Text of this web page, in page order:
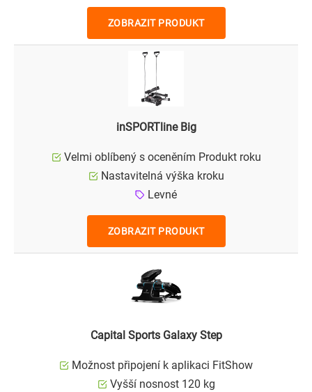
ZOBRAZIT PRODUKT
inSPORTline Big
Velmi oblíbený s oceněním Produkt roku
Nastavitelná výška kroku
Levné
ZOBRAZIT PRODUKT
Capital Sports Galaxy Step
Možnost připojení k aplikaci FitShow
Vyšší nosnost 120 kg